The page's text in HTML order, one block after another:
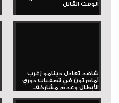
الوقت القاتل
شاهد تعادل دينامو زغرب
أمام ثون في تصفيات دوري
الأبطال وعدم مشاركة...